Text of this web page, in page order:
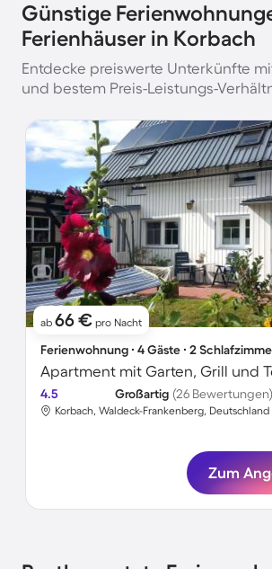
Günstige
Ferienhäuser in Korbach
Entdecke preiswerte Unterkünfte
und bestem Preis-Leistungs-
ab 66 € pro Nacht
Ferienwohnung ∙ 4 Gäste ∙ 2
Apartment mit Garten, Grill und
4.5 Großartig (26 Bewertungen)
Korbach, Waldeck-Frankenberg, Deutschland
Zum